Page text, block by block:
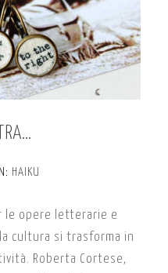
HAIKU
le opere letterarie e
cultura si trasforma in
Roberta Cortese,